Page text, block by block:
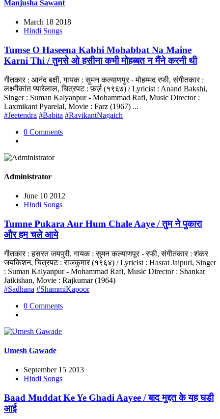
Manjusha Sawant
March 18 2018
Hindi Songs
Tumse O Haseena Kabhi Mohabbat Na Maine
Karni Thi / तुमसे ओ हसीना कभी मोहब्बत न मैंने करनी थी
गीतकार : आनंद बक्षी, गायक : सुमन कल्याणपुर - मोहम्मद रफी, संगीतकार :
लक्ष्मीकांत प्यारेलाल, चित्रपट : फ़र्ज़ (१९६७) / Lyricist : Anand Bakshi,
Singer : Suman Kalyanpur - Mohammad Rafi, Music Director :
Laxmikant Pyarelal, Movie : Farz (1967) ...
#Jeetendra #Babita #RavikantNagaich
0 Comments
Administrator
June 10 2012
Hindi Songs
Tumne Pukara Aur Hum Chale Aaye / तुम ने पुकारा
और हम चले आये
गीतकार : हसरत जयपुरी, गायक : सुमन कल्याणपूर - रफी, संगीतकार : शंकर
जयकिशन, चित्रपट : राजकुमार (१९६४) / Lyricist : Hasrat Jaipuri, Singer
: Suman Kalyanpur - Mohammad Rafi, Music Director : Shankar
Jaikishan, Movie : Rajkumar (1964)
#Sadhana #ShammiKapoor
0 Comments
Umesh Gawade
September 15 2013
Hindi Songs
Baad Muddat Ke Ye Ghadi Aayee / बाद मुद्दत के यह घडी
आई